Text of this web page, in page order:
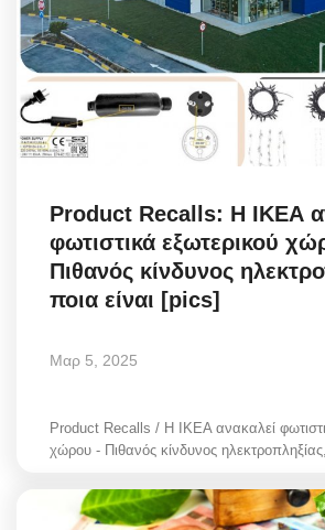
Product Recalls: Η ΙΚΕΑ
φωτιστικά εξωτερικού
Πιθανός κίνδυνος
ποια είναι [pics]
Μαρ 5, 2025
Product Recalls / Η ΙΚΕΑ ανακαλεί
χώρου - Πιθανός κίνδυνος